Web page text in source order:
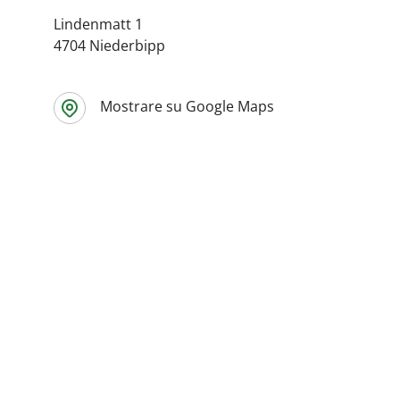
Lindenmatt 1
4704 Niederbipp
Mostrare su Google Maps